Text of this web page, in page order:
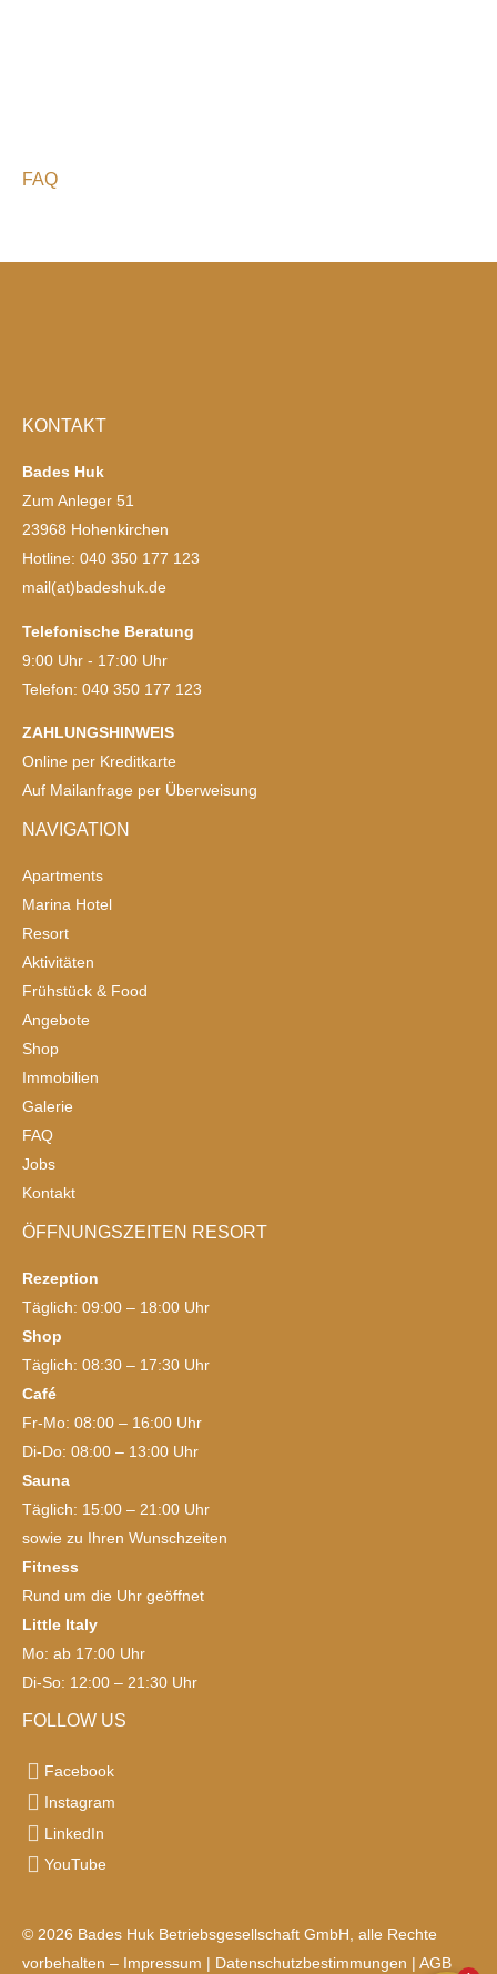
FAQ
KONTAKT
Bades Huk
Zum Anleger 51
23968 Hohenkirchen
Hotline: 040 350 177 123
mail(at)badeshuk.de
Telefonische Beratung
9:00 Uhr - 17:00 Uhr
Telefon: 040 350 177 123
ZAHLUNGSHINWEIS
Online per Kreditkarte
Auf Mailanfrage per Überweisung
NAVIGATION
Apartments
Marina Hotel
Resort
Aktivitäten
Frühstück & Food
Angebote
Shop
Immobilien
Galerie
FAQ
Jobs
Kontakt
ÖFFNUNGSZEITEN RESORT
Rezeption
Täglich: 09:00 – 18:00 Uhr
Shop
Täglich: 08:30 – 17:30 Uhr
Café
Fr-Mo: 08:00 – 16:00 Uhr
Di-Do: 08:00 – 13:00 Uhr
Sauna
Täglich: 15:00 – 21:00 Uhr
sowie zu Ihren Wunschzeiten
Fitness
Rund um die Uhr geöffnet
Little Italy
Mo: ab 17:00 Uhr
Di-So: 12:00 – 21:30 Uhr
FOLLOW US
Facebook
Instagram
LinkedIn
YouTube
© 2026 Bades Huk Betriebsgesellschaft GmbH, alle Rechte
vorbehalten – Impressum | Datenschutzbestimmungen | AGB